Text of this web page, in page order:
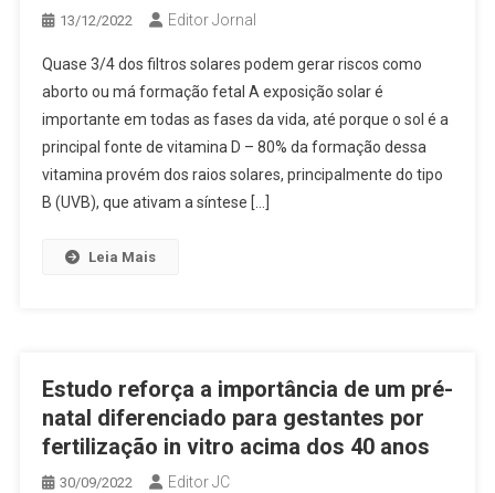
13/12/2022 Editor Jornal
Quase 3/4 dos filtros solares podem gerar riscos como
aborto ou má formação fetal A exposição solar é
importante em todas as fases da vida, até porque o sol é a
principal fonte de vitamina D – 80% da formação dessa
vitamina provém dos raios solares, principalmente do tipo
B (UVB), que ativam a síntese […]
Leia Mais
Estudo reforça a importância de um pré-
natal diferenciado para gestantes por
fertilização in vitro acima dos 40 anos
30/09/2022 Editor JC